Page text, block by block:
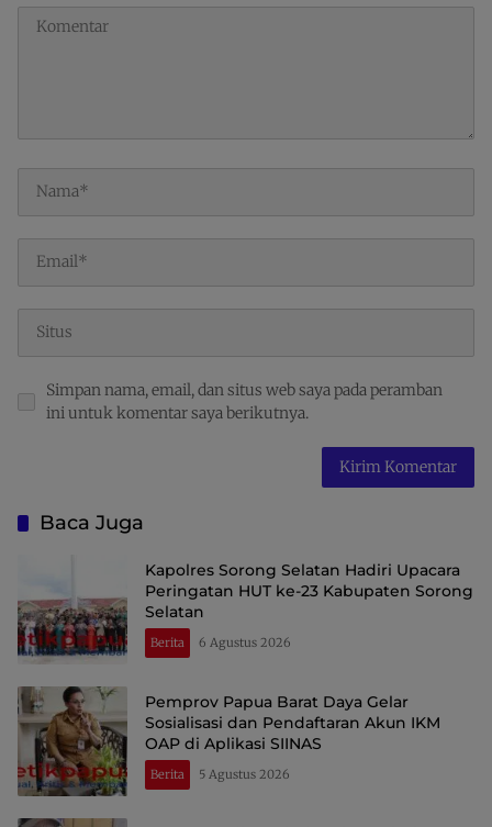
Simpan nama, email, dan situs web saya pada peramban
ini untuk komentar saya berikutnya.
Baca Juga
Kapolres Sorong Selatan Hadiri Upacara
Peringatan HUT ke-23 Kabupaten Sorong
Selatan
Berita 6 Agustus 2026
Pemprov Papua Barat Daya Gelar
Sosialisasi dan Pendaftaran Akun IKM
OAP di Aplikasi SIINAS
Berita 5 Agustus 2026